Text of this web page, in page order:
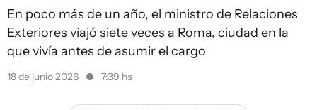
En poco más de un año, el ministro de Relaciones
Exteriores viajó siete veces a Roma, ciudad en la
que vivía antes de asumir el cargo
18 de junio 2026 7:39 hs